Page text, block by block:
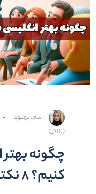
سحر بهنود
(0)
چگونه
کنیم؟ ۸ نکته کاربردی